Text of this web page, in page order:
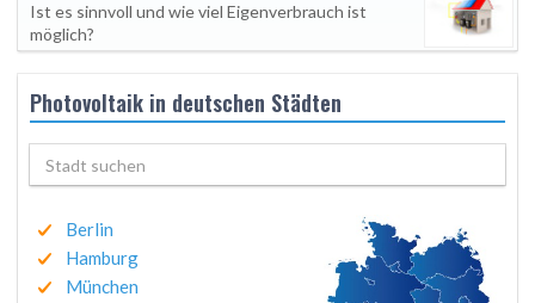
Ist es sinnvoll und wie viel Eigenverbrauch ist
möglich?
Photovoltaik in deutschen Städten
Berlin
Hamburg
München